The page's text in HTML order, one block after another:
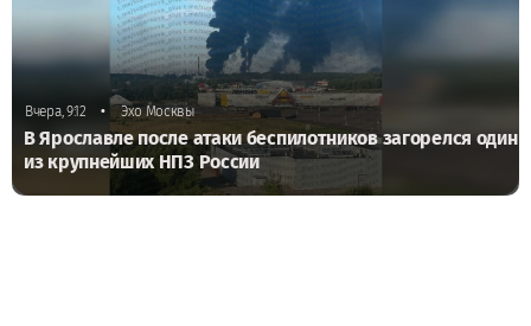
Вчера, 9:12 • Эхо Москвы
В Ярославле после атаки беспилотников загорелся один
из крупнейших НПЗ России